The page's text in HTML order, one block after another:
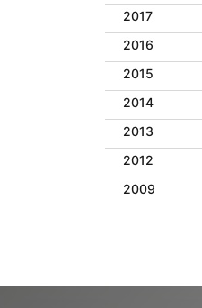
2017
2016
2015
2014
2013
2012
2009